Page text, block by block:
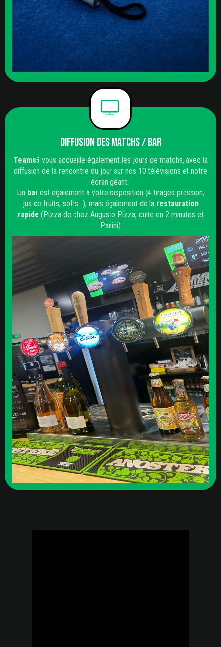
Diffusion des matchs / BAR
Teams5 vous accueille également les jours de matchs, avec la
diffusion de la rencontre du jour sur nos 10 télévisions et notre
écran géant.
Un bar est également à votre disposition (4 tirages pression,
jus de fruits, softs…), mais également de la restauration
rapide (Pizza de chez Augusto Pizza, cuite en 2 minutes et
Panini)